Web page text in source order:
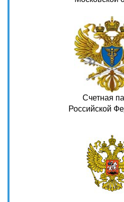
Счетная
Российской